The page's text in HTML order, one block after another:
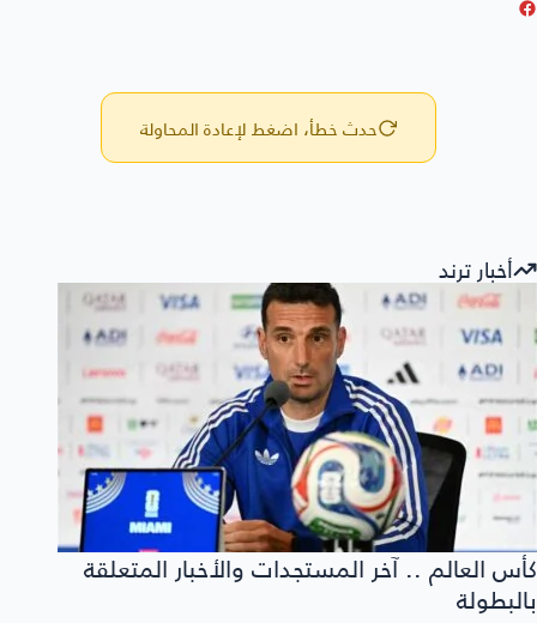
حدث خطأ، اضغط لإعادة المحاولة
أخبار ترند
كأس العالم .. آخر المستجدات والأخبار المتعلقة
بالبطولة